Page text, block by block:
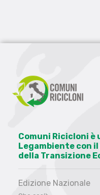
Comuni Ricicloni è
Legambiente con
della Transizione
Edizione Nazionale